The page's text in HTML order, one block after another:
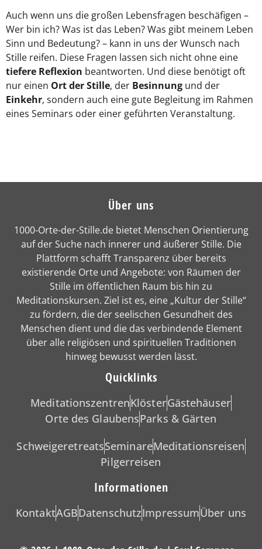
Auch wenn uns die großen Lebensfragen beschäfigen –
Wer bin ich? Was ist das Leben? Was gibt meinem Leben
Sinn und Bedeutung? – kann in uns der Wunsch nach
Stille reifen. Diese Fragen lassen sich nicht ohne eine
tiefere Reflexion beantworten. Und diese benötigt oft
nur einen Ort der Stille, der Besinnung und der
Einkehr, sondern auch eine gute Begleitung im Rahmen
eines Seminars oder einer geführten Veranstaltung.
Über uns
1000-Orte-der-Stille.de bietet Menschen Orientierung
auf der Suche nach innerer und äußerer Stille. Die
Plattform schafft Transparenz über bereits
existierende Orte und Angebote: von Räumen der
Stille im öffentlichen Raum bis hin zu
Meditationskursen. Ziel ist es, eine „Kultur der Stille“
zu fördern, die der seelischen Gesundheit des
Menschen dient und die das verbindende Element
über alle religiösen und spirituellen Traditionen
hinweg bewusst werden lässt.
Quicklinks
MeditationszentrenKlösterGästehäuser
Orte des GlaubensParks & Gärten
SchweigeretreatsSeminareMeditationsreisen
Pilgerreisen
Informationen
KontaktAGBDatenschutzImpressumÜber uns